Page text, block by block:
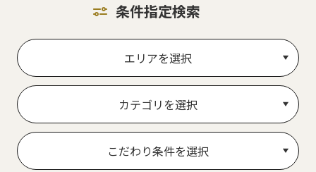
条件指定検索
エリアを選択
カテゴリを選択
こだわり条件を選択